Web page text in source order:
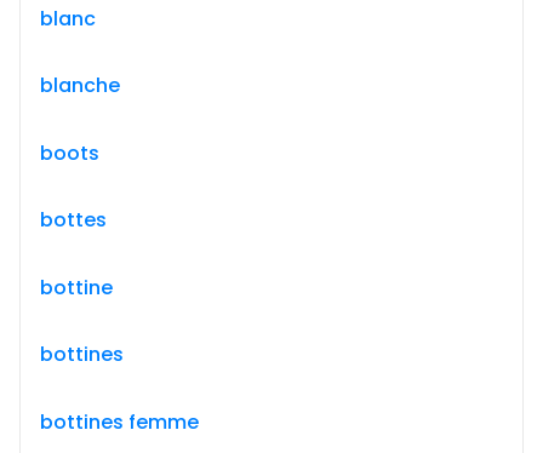
blanc
blanche
boots
bottes
bottine
bottines
bottines femme